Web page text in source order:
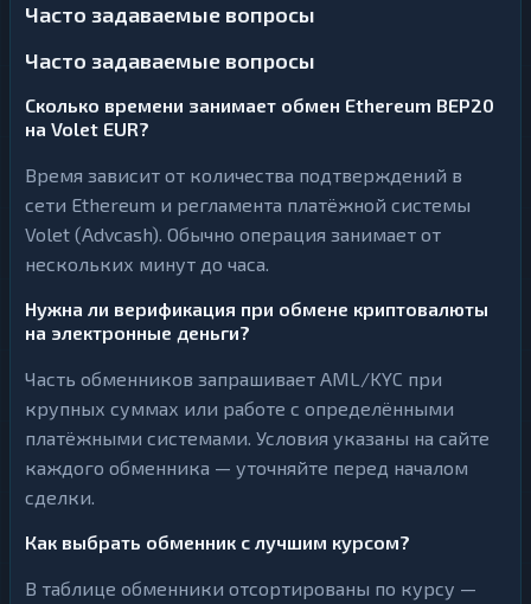
Часто задаваемые вопросы
Часто задаваемые вопросы
Сколько времени занимает обмен Ethereum BEP20
на Volet EUR?
Время зависит от количества подтверждений в
сети Ethereum и регламента платёжной системы
Volet (Advcash). Обычно операция занимает от
нескольких минут до часа.
Нужна ли верификация при обмене криптовалюты
на электронные деньги?
Часть обменников запрашивает AML/KYC при
крупных суммах или работе с определёнными
платёжными системами. Условия указаны на сайте
каждого обменника — уточняйте перед началом
сделки.
Как выбрать обменник с лучшим курсом?
В таблице обменники отсортированы по курсу —